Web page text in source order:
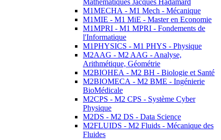
Mathématiques Jacques Hadamard
M1MECHA - M1 Mech - Mécanique
M1MIE - M1 MiE - Master en Economie
M1MPRI - M1 MPRI - Fondements de
l'Informatique
M1PHYSICS - M1 PHYS - Physique
M2AAG - M2 AAG - Analyse,
Arithmétique, Géométrie
M2BIOHEA - M2 BH - Biologie et Santé
M2BIOMECA - M2 BME - Ingénierie
BioMédicale
M2CPS - M2 CPS - Système Cyber
Physique
M2DS - M2 DS - Data Science
M2FLUIDS - M2 Fluids - Mécanique des
Fluides